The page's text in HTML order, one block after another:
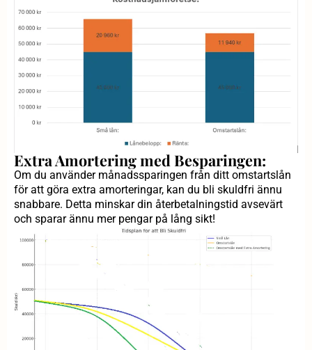
Extra Amortering med Besparingen:
Om du använder månadssparingen från ditt omstartslån
för att göra extra amorteringar, kan du bli skuldfri ännu
snabbare. Detta minskar din återbetalningstid avsevärt
och sparar ännu mer pengar på lång sikt!